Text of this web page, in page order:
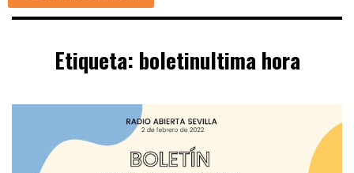
Etiqueta: boletinultima hora